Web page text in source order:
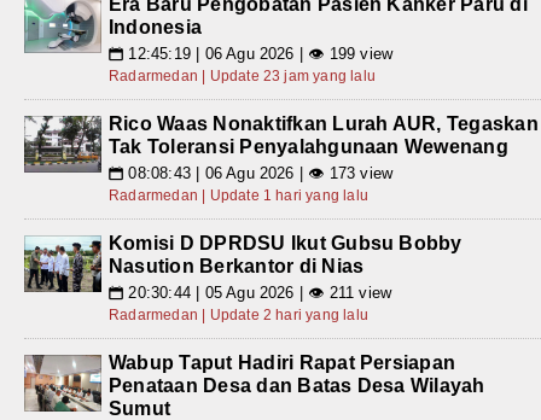
Indonesia
📅 12:45:19 | 06 Agu 2026 | 👁 199 view
Radarmedan | Update 23 jam yang lalu
Rico Waas Nonaktifkan Lurah AUR, Tegaskan
Tak Toleransi Penyalahgunaan Wewenang
📅 08:08:43 | 06 Agu 2026 | 👁 173 view
Radarmedan | Update 1 hari yang lalu
Komisi D DPRDSU Ikut Gubsu Bobby
Nasution Berkantor di Nias
📅 20:30:44 | 05 Agu 2026 | 👁 211 view
Radarmedan | Update 2 hari yang lalu
Wabup Taput Hadiri Rapat Persiapan
Penataan Desa dan Batas Desa Wilayah
Sumut